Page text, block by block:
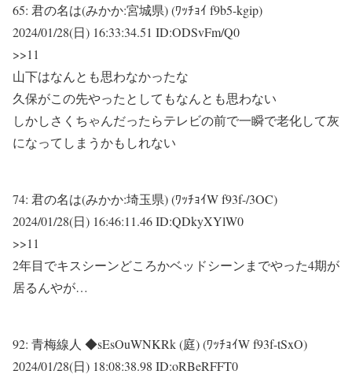
65: 君の名は(みかか:宮城県) (ﾜｯﾁｮｲ f9b5-kgip)
2024/01/28(日) 16:33:34.51 ID:ODSvFm/Q0
>>11
山下はなんとも思わなかったな
久保がこの先やったとしてもなんとも思わない
しかしさくちゃんだったらテレビの前で一瞬で老化して灰
になってしまうかもしれない
74: 君の名は(みかか:埼玉県) (ﾜｯﾁｮｲW f93f-/3OC)
2024/01/28(日) 16:46:11.46 ID:QDkyXYlW0
>>11
2年目でキスシーンどころかベッドシーンまでやった4期が
居るんやが…
92: 青梅線人 ◆sEsOuWNKRk (庭) (ﾜｯﾁｮｲW f93f-tSxO)
2024/01/28(日) 18:08:38.98 ID:oRBeRFFT0